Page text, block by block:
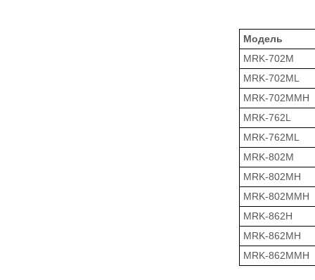
Модель
MRK-702M
MRK-702ML
MRK-702MMH
MRK-762L
MRK-762ML
MRK-802M
MRK-802MH
MRK-802MMH
MRK-862H
MRK-862MH
MRK-862MMH